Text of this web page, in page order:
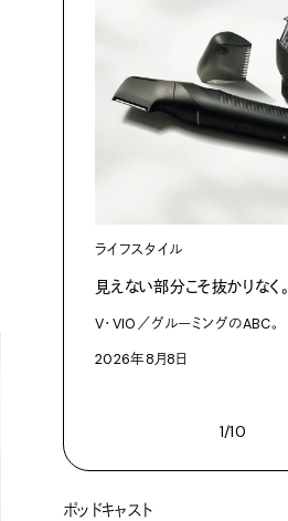
ライフスタイル
見えない部分こそ抜かりなく。
V・VIO／グルーミングのABC。
2026年8月8日
1/10
ポッドキャスト